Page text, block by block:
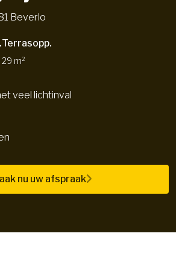
Beverlo
Terrasopp.
29 m²
veel lichtinval
nu uw afspraak